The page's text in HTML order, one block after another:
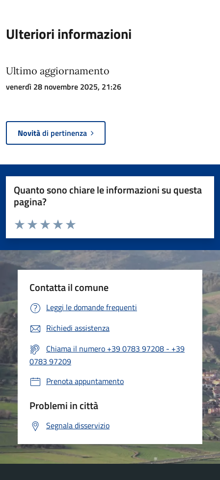
Ulteriori informazioni
Ultimo aggiornamento
venerdì 28 novembre 2025, 21:26
Novitàdi pertinenza
Quanto sono chiare le informazioni su questa
pagina?
Valuta da 1 a 5 stelle la pagina
Valuta 5 stelle su 5
Valuta 4 stelle su 5
Valuta 3 stelle su 5
Valuta 2 stelle su 5
Valuta 1 stelle su 5
Contatta il comune
Leggi le domande frequenti
Richiedi assistenza
Chiama il numero +39 0783 97208 - +39
0783 97209
Prenota appuntamento
Problemi in città
Segnala disservizio